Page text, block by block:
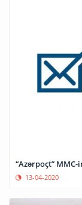
“Azərpoçt”
13-04-2020